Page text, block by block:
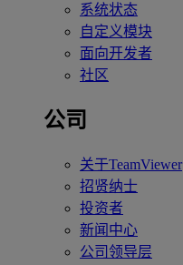
系统状态
自定义模块
面向开发者
社区
公司
关于TeamViewer
招贤纳士
投资者
新闻中心
公司领导层